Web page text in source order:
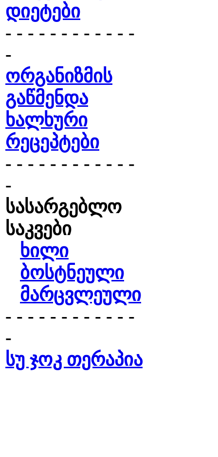
დიეტები
- - - - - - - - - - - -
-
ორგანიზმის
გაწმენდა
ხალხური
რეცეპტები
- - - - - - - - - - - -
-
სასარგებლო
საკვები
ხილი
ბოსტნეული
მარცვლეული
- - - - - - - - - - - -
-
სუ ჯოკ თერაპია